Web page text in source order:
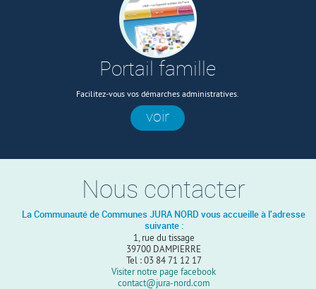
Portail famille
Facilitez-vous vos démarches administratives.
voir
Nous contacter
La Communauté de Communes JURA NORD vous accueille à l'adresse
suivante :
1, rue du tissage
39700 DAMPIERRE
Tel : 03 84 71 12 17
Visiter notre page facebook
contact@jura-nord.com